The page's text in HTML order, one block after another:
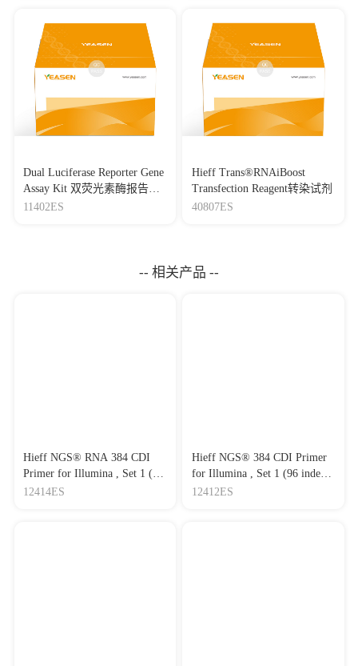
Dual Luciferase Reporter Gene
Assay Kit 双荧光素酶报告基
因检测试剂盒
11402ES
Hieff Trans®RNAiBoost
Transfection Reagent转染试剂
40807ES
-- 相关产品 --
Hieff NGS® RNA 384 CDI
Primer for Illumina , Set 1 (96
index)/384 illumina管式接
12414ES
Hieff NGS® 384 CDI Primer
for Illumina , Set 1 (96 index)
384 种CDI 引物接头 - 适用于
12412ES